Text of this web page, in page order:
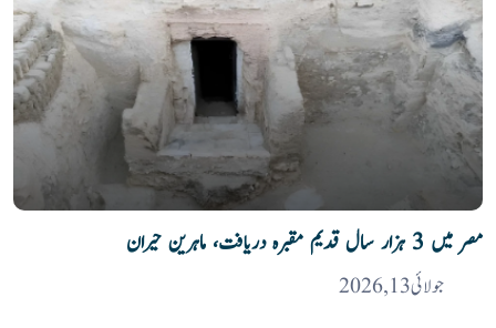
مصر میں 3 ہزار سال قدیم مقبرہ دریافت، ماہرین حیران
جولائی 13, 2026